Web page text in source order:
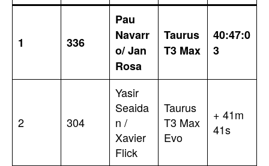
1 336
Pau
Navarr
o/ Jan
Rosa
Taurus
T3 Max
40:47:0
3
2 304
Yasir
Seaida
n /
Xavier
Flick
Taurus
T3 Max
Evo
+ 41m
41s